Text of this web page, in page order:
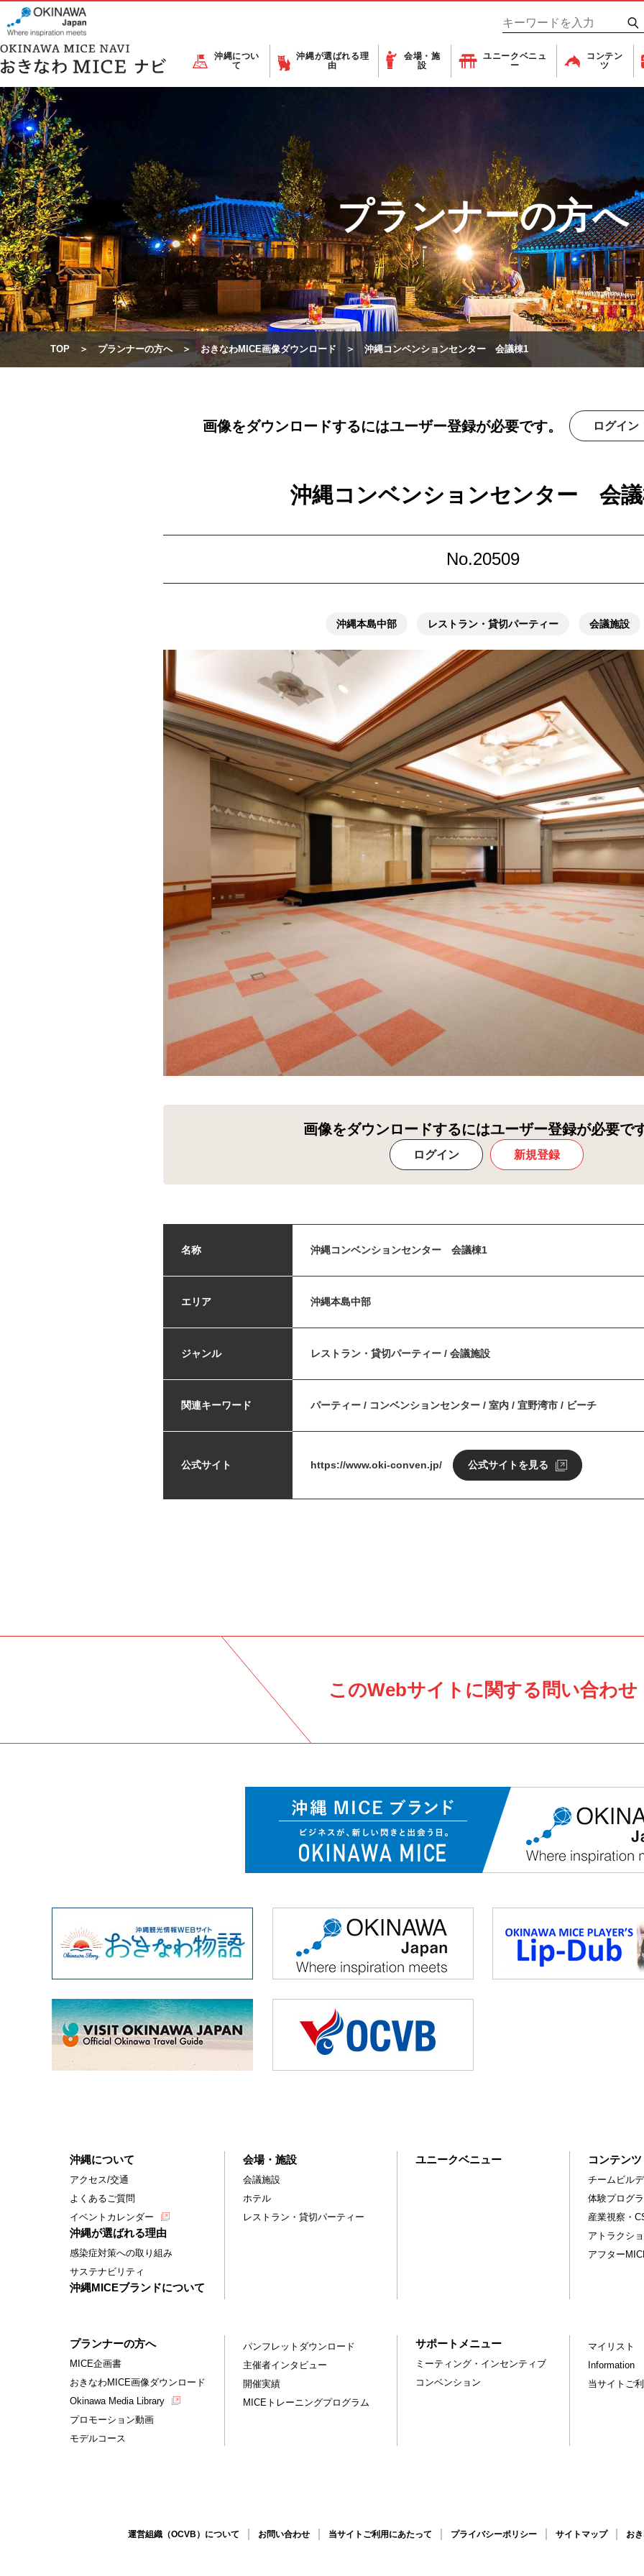
沖縄につい
て
沖縄が選ばれる理
由
会場・施
設
ユニークベニュ
ー
コンテン
ツ
プランナーの方へ
TOP プランナーの方へ おきなわMICE画像ダウンロード 沖縄コンベンションセンター 会議棟1
画像をダウンロードするにはユーザー登録が必要です。 ログイン
沖縄コンベンションセンター 会
No.20509
沖縄本島中部 レストラン・貸切パーティー 会議施設
画像をダウンロードするにはユーザー登録が必要で
ログイン 新規登録
名称 沖縄コンベンションセンター 会議棟1
エリア 沖縄本島中部
ジャンル レストラン・貸切パーティー / 会議施設
関連キーワード パーティー / コンベンションセンター / 室内 / 宜野湾市 / ビーチ
公式サイト https://www.oki-conven.jp/ 公式サイトを見る
このWebサイトに関する問い合わせ
沖縄について
アクセス/交通
よくあるご質問
イベントカレンダー
沖縄が選ばれる理由
感染症対策への取り組み
サステナビリティ
沖縄MICEブランドについて
会場・施設
会議施設
ホテル
レストラン・貸切パーティー
ユニークベニュー コンテンツ
チームビル
体験プログ
産業視察・
アトラクシ
アフター
プランナーの方へ
MICE企画書
おきなわMICE画像ダウンロード
Okinawa Media Library
プロモーション動画
モデルコース
パンフレットダウンロード
主催者インタビュー
開催実績
MICEトレーニングプログラム
サポートメニュー
ミーティング・インセンティブ
コンベンション
マイリスト
Information
当サイトご
運営組織（OCVB）について お問い合わせ 当サイトご利用にあたって プライバシーポリシー サイトマップ お